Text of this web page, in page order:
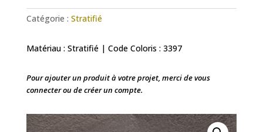
Catégorie : Stratifié
Matériau : Stratifié | Code Coloris : 3397
Pour ajouter un produit à votre projet, merci de vous
connecter ou de créer un compte.